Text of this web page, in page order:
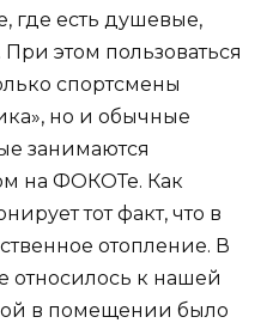
есть душевые,
этом пользоваться
спортсмены
но и обычные
занимаются
на ФОКОТе. Как
тот факт, что в
отопление. В
относилось к нашей
в помещении было